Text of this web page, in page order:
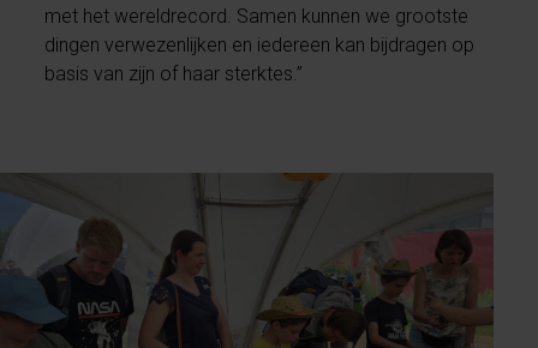
met het wereldrecord. Samen kunnen we grootste
dingen verwezenlijken en iedereen kan bijdragen op
basis van zijn of haar sterktes.”